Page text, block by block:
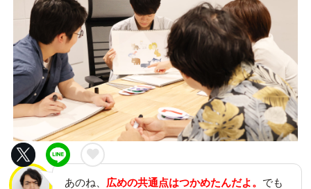
あのね、 広めの共通点はつかめたんだよ。 でも